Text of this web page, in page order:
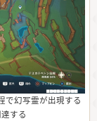
で幻写霊が出現する
する